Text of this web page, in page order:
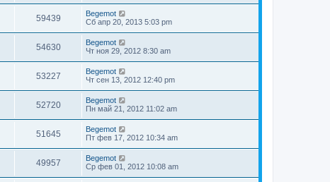
59439
Begemot
Сб апр 20, 2013 5:03 pm
54630
Begemot
Чт ноя 29, 2012 8:30 am
53227
Begemot
Чт сен 13, 2012 12:40 pm
52720
Begemot
Пн май 21, 2012 11:02 am
51645
Begemot
Пт фев 17, 2012 10:34 am
49957
Begemot
Ср фев 01, 2012 10:08 am